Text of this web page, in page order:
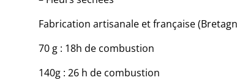
Fabrication artisanale et française
70 g : 18h de combustion
140g : 26 h de combustion